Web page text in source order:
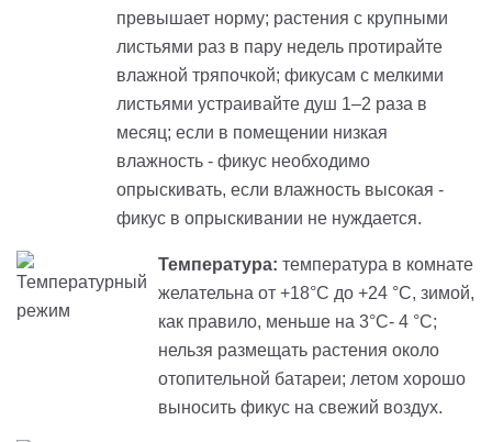
превышает норму; растения с крупными
листьями раз в пару недель протирайте
влажной тряпочкой; фикусам с мелкими
листьями устраивайте душ 1–2 раза в
месяц; если в помещении низкая
влажность - фикус необходимо
опрыскивать, если влажность высокая -
фикус в опрыскивании не нуждается.
Температура: температура в комнате
желательна от +18°С до +24 °С, зимой,
как правило, меньше на 3°С- 4 °С;
нельзя размещать растения около
отопительной батареи; летом хорошо
выносить фикус на свежий воздух.